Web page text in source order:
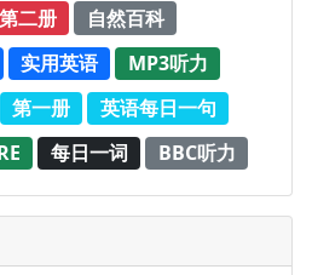
第二册
自然百科
实用英语
MP3听力
第一册
英语每日一句
每日一词 BBC听力